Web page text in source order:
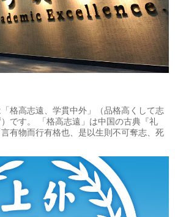
格高志遠、学貫中外」（品格高くして志
です。 「格高志遠」は中国の古典『礼
有物而行有格也、是以生則不可奪志、死
て名を奪うべからず）と『文選』（南
志遠、似若無敵」（気高くして志遠し、
のであります。 「学貫中外」とは、中外
交流を促進することを意味し、上海外大
する」「世界に中国を紹介する」という
ます。